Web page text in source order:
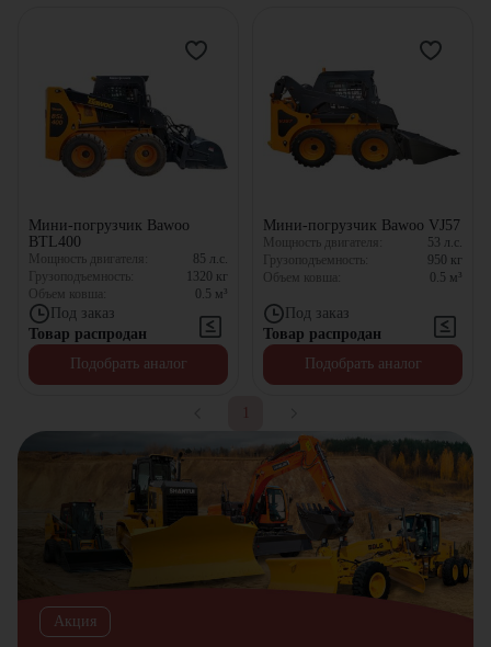
Мини-погрузчик Bawoo
BTL400
Мощность двигателя: 85 л.с.
Грузоподъемность:
1320 кг
Объем ковша:
0.5 м³
Под заказ
Товар распродан
Подобрать аналог
Мини-погрузчик Bawoo VJ57
Мощность двигателя: 53 л.с.
Грузоподъемность:
950 кг
Объем ковша:
0.5 м³
Под заказ
Товар распродан
Подобрать аналог
Акция